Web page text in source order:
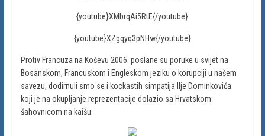
{youtube}XMbrqAi5RtE{/youtube}
{youtube}XZgqyq3pNHw{/youtube}
Protiv Francuza na Koševu 2006. poslane su poruke u svijet na
Bosanskom, Francuskom i Engleskom jeziku o korupciji u našem
savezu, dodirnuli smo se i kockastih simpatija Ilje Dominkovića
koji je na okupljanje reprezentacije dolazio sa Hrvatskom
šahovnicom na kaišu.